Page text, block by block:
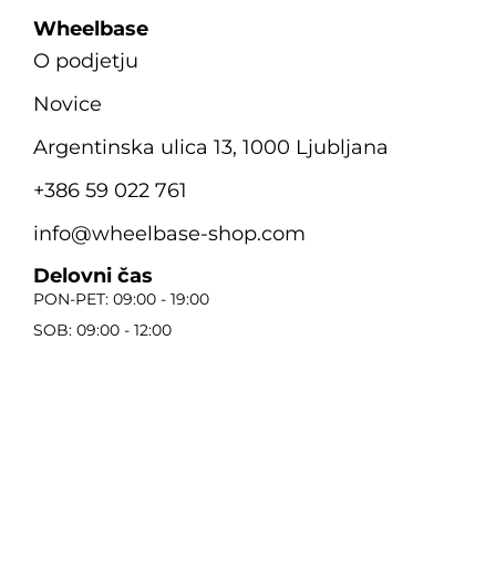
Wheelbase
O podjetju
Novice
Argentinska ulica 13, 1000 Ljubljana
+386 59 022 761
info@wheelbase-shop.com
Delovni čas
PON-PET: 09:00 - 19:00
SOB: 09:00 - 12:00